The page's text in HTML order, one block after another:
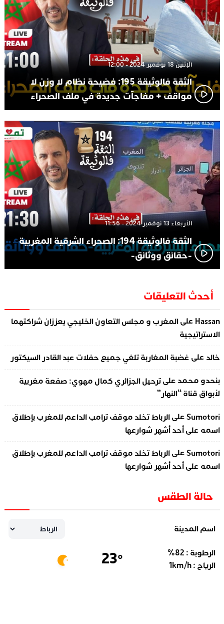
الإثنين 18 نوفمبر 2024 - 12:00
الثقة فالوثيقة 195: فضيحة نظام لا وزن لا
مواقف + مفاجآت جديدة في ملف الصحراء
الأربعاء 13 نوفمبر 2024 - 11:56
الثقة فالوثيقة 194: الصحراء الشرقية المغربية
-حقائق ووثائق-
أحدث التعليقات
Hassan علىالمغرب و مجلس التعاون الخليجي يعززان شراكتهما
الاستراتيجية
خالد على غضبة المغاربة تلغي جميع حفلات عبد القادر السيكتور
بنحدو محمد علىترحيل الجزائري كمال مهوي: صفعة مغربية
لأبواق قناة “النهار”
Sumotoriعلىالرباط تخلد موقف ترامب الداعم للمغرب بإطلاق
اسمه على أحد أشهر شوارعها
Sumotoriعلىالرباط تخلد موقف ترامب الداعم للمغرب بإطلاق
اسمه على أحد أشهر شوارعها
حالة الطقس
اسم المدينة
الرطوبة : 82
%
الرياح :
1km/h
23°